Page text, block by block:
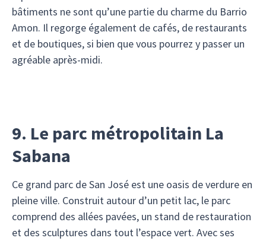
bâtiments ne sont qu’une partie du charme du Barrio
Amon. Il regorge également de cafés, de restaurants
et de boutiques, si bien que vous pourrez y passer un
agréable après-midi.
9. Le parc métropolitain La
Sabana
Ce grand parc de San José est une oasis de verdure en
pleine ville. Construit autour d’un petit lac, le parc
comprend des allées pavées, un stand de restauration
et des sculptures dans tout l’espace vert. Avec ses